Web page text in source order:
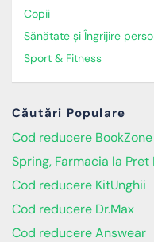
Copii
Sănătate și Îngrijire
Sport & Fitness
Căutări Populare
Cod reducere BookZone
Spring, Farmacia la
Cod reducere KitUnghii
Cod reducere Dr.Max
Cod reducere Answear